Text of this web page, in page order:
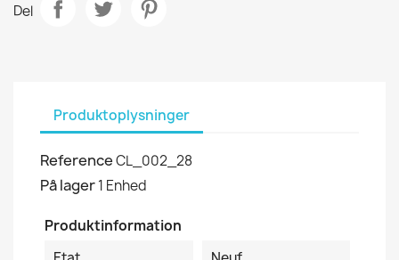
Del
Produktoplysninger
ReferenceCL_002_28
På lager1 Enhed
Produktinformation